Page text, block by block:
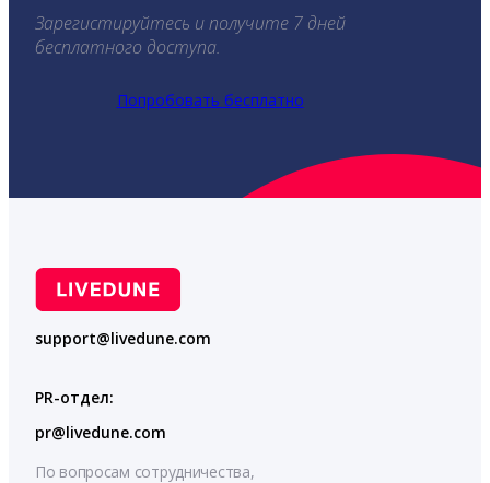
Зарегистируйтесь и получите 7 дней
бесплатного доступа.
Попробовать бесплатно
support@livedune.com
PR-отдел:
pr@livedune.com
По вопросам сотрудничества,